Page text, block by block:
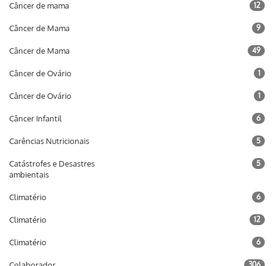
Câncer de mama 12
Câncer de Mama 9
Câncer de Mama 49
Câncer de Ovário 1
Câncer de Ovário 1
Câncer Infantil 6
Carências Nutricionais 5
Catástrofes e Desastres
ambientais
5
Climatério 6
Climatério 12
Climatério 6